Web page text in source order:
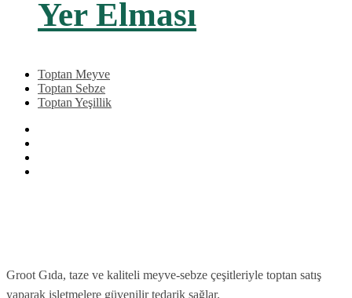
Yer Elması
Toptan Meyve
Toptan Sebze
Toptan Yeşillik
Groot Gıda, taze ve kaliteli meyve-sebze çeşitleriyle toptan satış
yaparak işletmelere güvenilir tedarik sağlar.